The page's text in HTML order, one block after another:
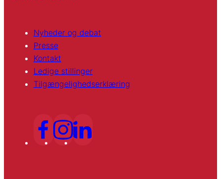
Nyheder og debat
Presse
Kontakt
Ledige stillinger
Tilgængelighedserklæring